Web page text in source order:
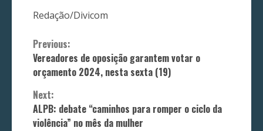
Redação/Divicom
Continue
Reading
Previous:
Vereadores de oposição garantem votar o
orçamento 2024, nesta sexta (19)
Next:
ALPB: debate “caminhos para romper o ciclo da
violência” no mês da mulher